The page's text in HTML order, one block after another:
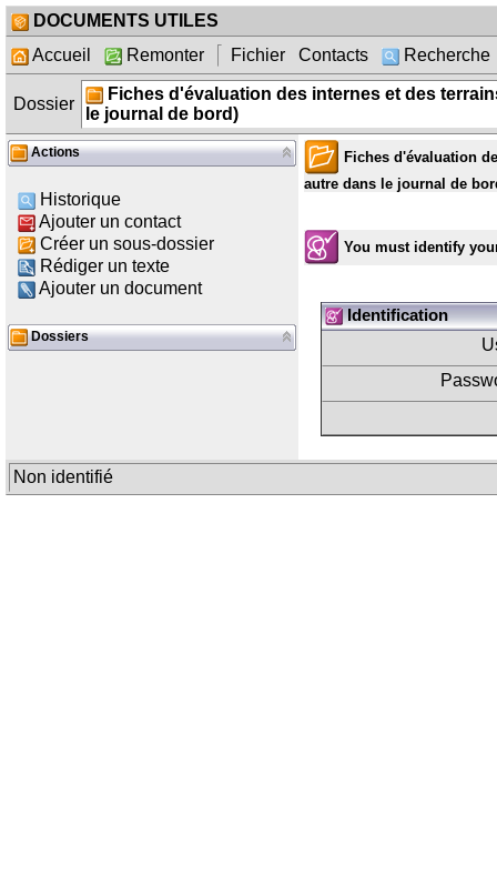
DOCUMENTS UTILES
Accueil
Remonter Fichier Contacts Recherche
Dossier
Fiches d'évaluation des internes et des
le journal de bord)
Actions
Historique
Ajouter un contact
Créer un sous-dossier
Rédiger un texte
Ajouter un document
Dossiers
Fiches d'évaluation
autre dans le journal de
You must identify
Identification
Non identifié